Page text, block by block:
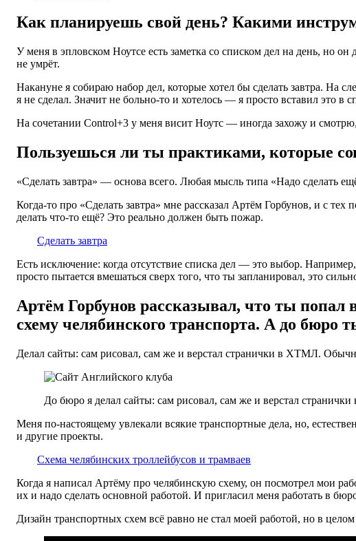
Как планируешь свой день? Какими
У меня в эпловском Ноутсе есть заметка со списком дел на день, но
не умрёт.
Накануне я собираю набор дел, которые хотел бы сделать завтра. На
я не сделал. Значит не больно-то и хотелось — я просто вставил это в
На сочетании Control+3 у меня висит Ноутс — иногда захожу и
Пользуешься ли ты практиками, которые
«Сделать завтра» — основа всего. Любая мысль типа «Надо сделать
Когда-то про «Сделать завтра» мне рассказал Артём Горбунов, и с
делать что-то ещё? Это реально должен быть пожар.
Сделать завтра
Есть исключение: когда отсутствие списка дел — это выбор.
просто пытается вмешаться сверх того, что ты запланировал, это
Артём Горбунов рассказывал, что ты попал
схему челябинского транспорта. А до бюро
Делал сайты: сам рисовал, сам же и верстал странички в ХТМЛ.
До бюро я делал сайты: сам рисовал, сам же и верстал
Меня по-настоящему увлекали всякие транспортные дела, но,
и другие проекты.
Схема челябинских троллейбусов и трамваев
Когда я написал Артёму про челябинскую схему, он посмотрел мои
их и надо сделать основной работой. И пригласил меня работать в
Дизайн транспортных схем всё равно не стал моей работой, но в